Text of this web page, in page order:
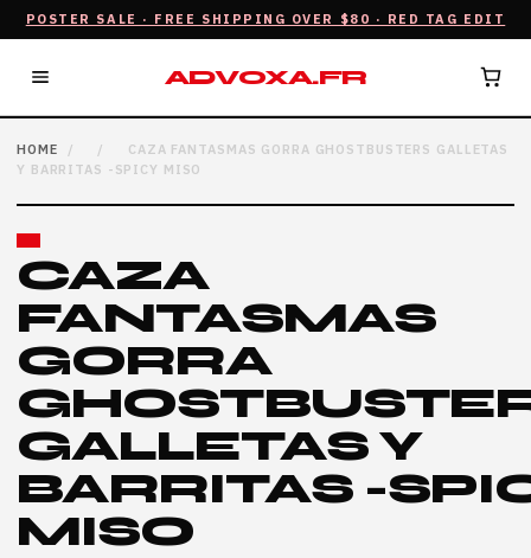
POSTER SALE · FREE SHIPPING OVER $80 · RED TAG EDIT
ADVOXA.FR
HOME / /
CAZA FANTASMAS GORRA GHOSTBUSTERS GALLETAS
Y BARRITAS -SPICY MISO
CAZA
FANTASMAS
GORRA
GALLETAS Y
BARRITAS -
MISO